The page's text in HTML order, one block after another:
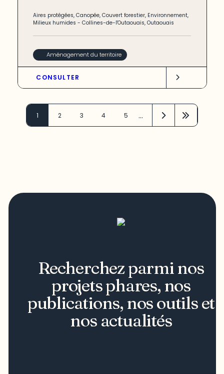
Aires protégées,Canopée,Couvert forestier, Environnement,
Milieux humides -Collines-de-l'Outaouais,Outaouais
Aménagement du territoire
CONSULTER
1 2 3 4 5 …
Recherchez parmi nos
projets phares, nos
publications, nos outils et
nos actualités